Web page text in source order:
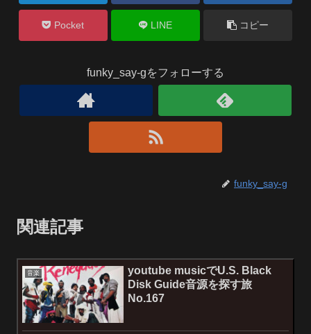
Pocket LINE コピー
funky_say-gをフォローする
funky_say-g
関連記事
音楽
youtube musicでU.S. Black
Disk Guide音源を探す旅
No.167